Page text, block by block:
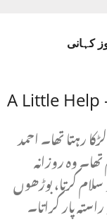
کہانی
A Little
رہتا تھا۔ احمد
وہ روزانہ
کرتا، بوڑھوں
پار کراتا۔